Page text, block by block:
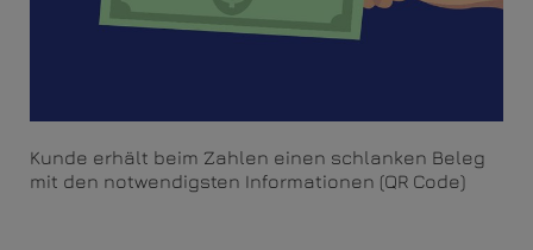
Kunde erhält beim Zahlen einen schlanken Beleg
mit den notwendigsten Informationen (QR Code)